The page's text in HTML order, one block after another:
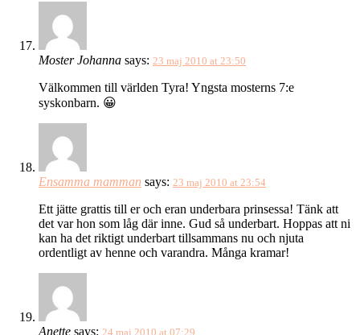
Moster Johanna says: 23 maj 2010 at 23:50
Välkommen till världen Tyra! Yngsta mosterns 7:e
syskonbarn. 😀
Ensamma mamman says: 23 maj 2010 at 23:54
Ett jätte grattis till er och eran underbara prinsessa! Tänk att
det var hon som låg där inne. Gud så underbart. Hoppas att ni
kan ha det riktigt underbart tillsammans nu och njuta
ordentligt av henne och varandra. Många kramar!
Anette says: 24 maj 2010 at 07:29